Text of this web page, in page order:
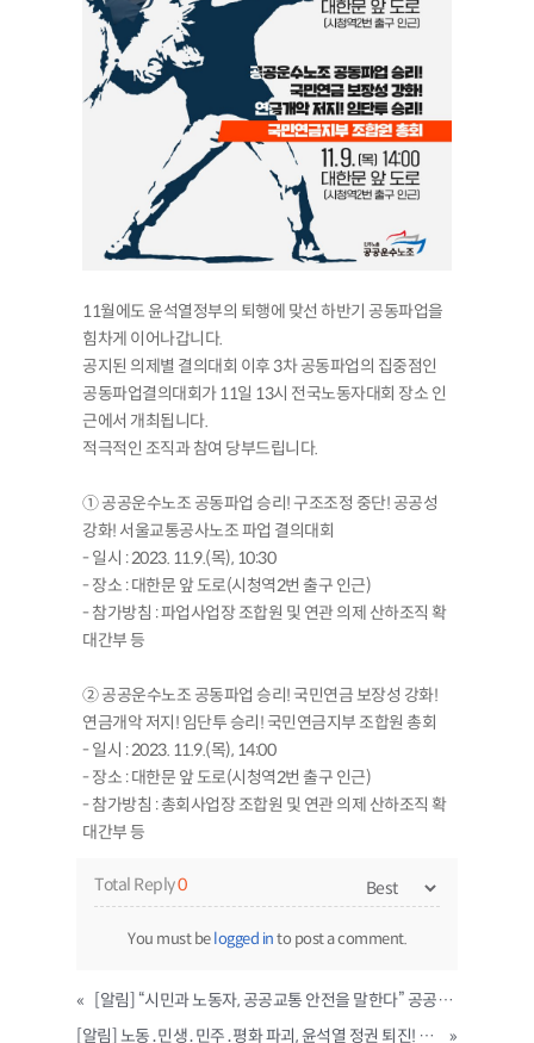
11월에도 윤석열정부의 퇴행에 맞선 하반기 공동파업을
힘차게 이어나갑니다.
공지된 의제별 결의대회 이후 3차 공동파업의 집중점인
공동파업결의대회가 11일 13시 전국노동자대회 장소 인
근에서 개최됩니다.
적극적인 조직과 참여 당부드립니다.
① 공공운수노조 공동파업 승리! 구조조정 중단! 공공성
강화! 서울교통공사노조 파업 결의대회
- 일시 : 2023. 11.9.(목), 10:30
- 장소 : 대한문 앞 도로(시청역2번 출구 인근)
- 참가방침 : 파업사업장 조합원 및 연관 의제 산하조직 확
대간부 등
② 공공운수노조 공동파업 승리! 국민연금 보장성 강화!
연금개악 저지! 임단투 승리! 국민연금지부 조합원 총회
- 일시 : 2023. 11.9.(목), 14:00
- 장소 : 대한문 앞 도로(시청역2번 출구 인근)
- 참가방침 : 총회사업장 조합원 및 연관 의제 산하조직 확
대간부 등
Total Reply0
You must belogged into post a comment.
«
[알림] “시민과 노동자, 공공교통 안전을 말한다” 공공교통 다크 투어
[알림] 노동․민생․민주․평화 파괴, 윤석열 정권 퇴진! 전태일 열사 정신계승 전국노동자대회
»